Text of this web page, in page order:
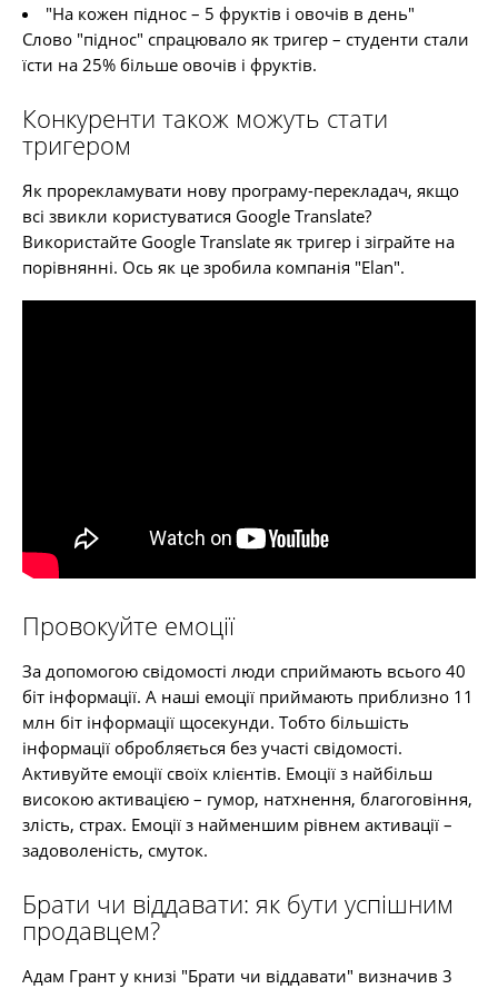
"На кожен піднос – 5 фруктів і овочів в день"
Слово "піднос" спрацювало як тригер – студенти стали
їсти на 25% більше овочів і фруктів.
Конкуренти також можуть стати
тригером
Як прорекламувати нову програму-перекладач, якщо
всі звикли користуватися Google Translate?
Використайте Google Translate як тригер і зіграйте на
порівнянні. Ось як це зробила компанія "Elan".
Провокуйте емоції
За допомогою свідомості люди сприймають всього 40
біт інформації. А наші емоції приймають приблизно 11
млн біт інформації щосекунди. Тобто більшість
інформації обробляється без участі свідомості.
Активуйте емоції своїх клієнтів. Емоції з найбільш
високою активацією – гумор, натхнення, благоговіння,
злість, страх. Емоції з найменшим рівнем активації –
задоволеність, смуток.
Брати чи віддавати: як бути успішним
продавцем?
Адам Грант у книзі "Брати чи віддавати" визначив 3